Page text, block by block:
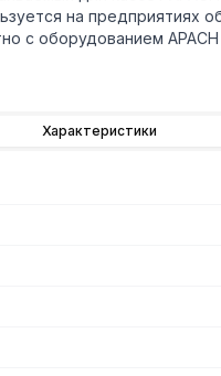
на предприятиях
с оборудованием APACH
для корзин
Характеристики